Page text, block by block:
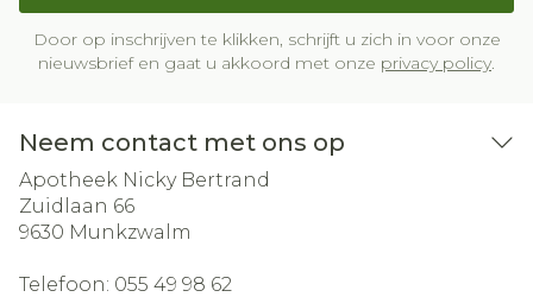
Door op inschrijven te klikken, schrijft u zich in voor onze
nieuwsbrief en gaat u akkoord met onze privacy policy.
Neem contact met ons op
Apotheek Nicky Bertrand
Zuidlaan 66
9630 Munkzwalm
Telefoon: 055 49 98 62